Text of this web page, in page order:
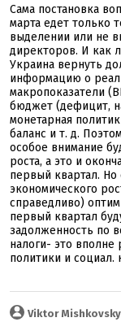
Сама постановка
марта едет только
выделении или не
директоров. И как
Украина вернуть
информацию о
макропоказатели
бюджет (дефицит,
монетарная
баланс и т. д.
особое внимание
роста, а это и
первый квартал.
экономического
справедливо)
первый квартал
задолженность по
налоги- это вполне
политики и социал.
Viktor